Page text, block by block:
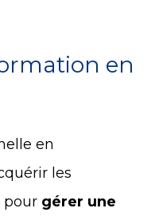
en
en
les
pour gérer une